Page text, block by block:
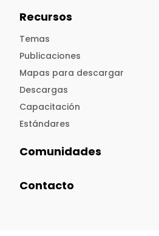
Recursos
Temas
Publicaciones
Mapas para descargar
Descargas
Capacitación
Estándares
Comunidades
Contacto